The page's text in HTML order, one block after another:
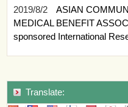
2019/8/2
ASIAN
MEDICAL BENEFIT
sponsored International
Translate: